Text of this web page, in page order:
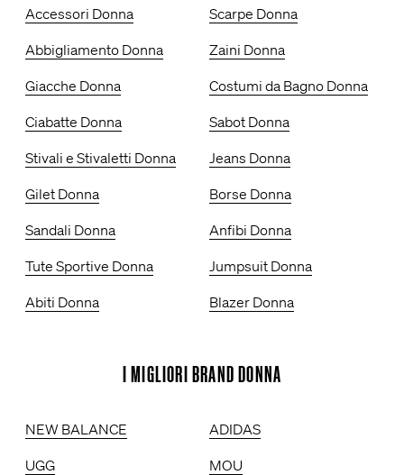
Accessori Donna
Scarpe Donna
Abbigliamento Donna
Zaini Donna
Giacche Donna
Costumi da Bagno Donna
Ciabatte Donna
Sabot Donna
Stivali e Stivaletti Donna
Jeans Donna
Gilet Donna
Borse Donna
Sandali Donna
Anfibi Donna
Tute Sportive Donna
Jumpsuit Donna
Abiti Donna
Blazer Donna
I MIGLIORI BRAND DONNA
NEW BALANCE
ADIDAS
UGG
MOU